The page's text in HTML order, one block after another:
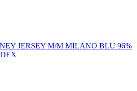
JERSEY M/M MILANO BLU 96%